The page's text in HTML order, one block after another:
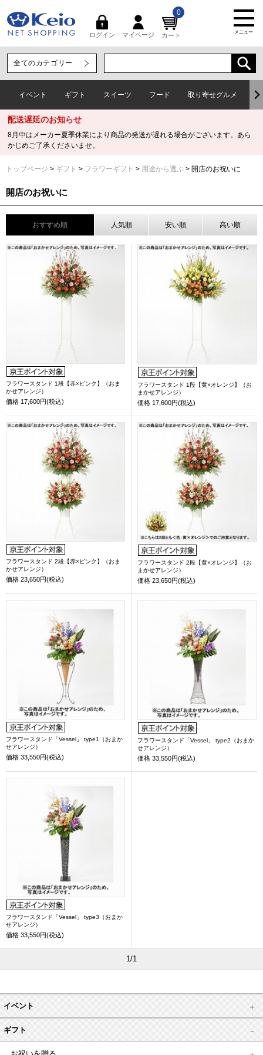
ログイン マイページ カート
0
メニュー
イベント ギフト スイーツ フード 取り寄せグルメ
配送遅延のお知らせ
8月中はメーカー夏季休業により商品の発送が遅れる場合がございます。あら
かじめご了承くださいませ。
トップページ ギフト フラワーギフト 用途から選ぶ 開店のお祝いに
開店のお祝いに
おすすめ順 人気順 安い順 高い順
フラワースタンド 1段【赤×ピンク】（おま
かせアレンジ）
価格 17,600円(税込)
フラワースタンド 1段【黄×オレンジ】（お
まかせアレンジ）
価格 17,600円(税込)
フラワースタンド 2段【赤×ピンク】（おま
かせアレンジ）
価格 23,650円(税込)
フラワースタンド 2段【黄×オレンジ】（お
まかせアレンジ）
価格 23,650円(税込)
フラワースタンド「Vessel」 type1（おまか
せアレンジ）
価格 33,550円(税込)
フラワースタンド「Vessel」 type2（おまか
せアレンジ）
価格 33,550円(税込)
フラワースタンド「Vessel」 type3（おまか
せアレンジ）
価格 33,550円(税込)
1/1
イベント
ギフト